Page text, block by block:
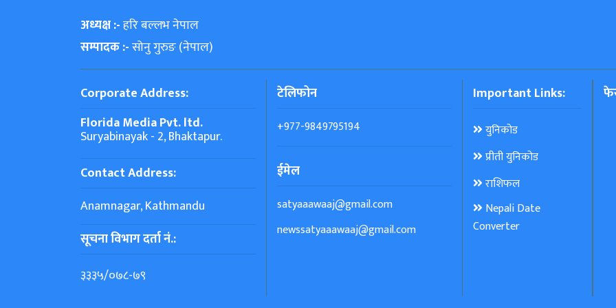
अध्यक्ष :-हरि बल्लभ नेपाल
सम्पादक :-सोनु गुरुङ (नेपाल)
Corporate Address:
Florida Media Pvt. ltd.
Suryabinayak - 2, Bhaktapur.
Contact Address:
Anamnagar, Kathmandu
सूचना विभाग दर्ता नं.:
३३३५/०७८-७९
टेलिफोन
+977-9849795194
ईमेल
satyaaawaaj@gmail.com
newssatyaaawaaj@gmail.com
Important Links:
युनिकोड
प्रीती युनिकोड
राशिफल
Nepali Date
Converter